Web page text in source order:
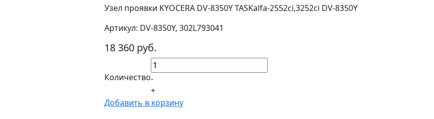
Узел проявки KYOCERA DV-8350Y TASKalfa-2552ci,3252ci DV-8350Y
Артикул: DV-8350Y, 302L793041
18 360 руб.
Количество-
+
Добавить в корзину